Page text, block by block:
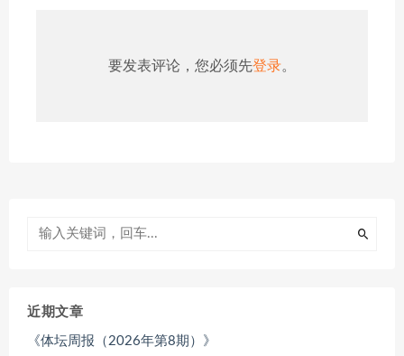
要发表评论，您必须先登录。
近期文章
《体坛周报（2026年第8期）》